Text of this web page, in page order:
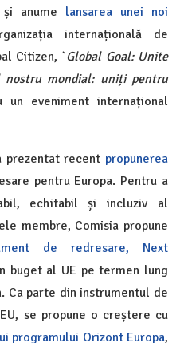
anume lansarea unei noi
internațională de
Citizen, `Global Goal: Unite
nostru mondial: uniți pentru
un eveniment internațional
prezentat recent propunerea
pentru Europa. Pentru a
echitabil și incluziv al
membre, Comisia propune
de redresare, Next
buget al UE pe termen lung
Ca parte din instrumentul de
se propune o creștere cu
programului Orizont Europa,